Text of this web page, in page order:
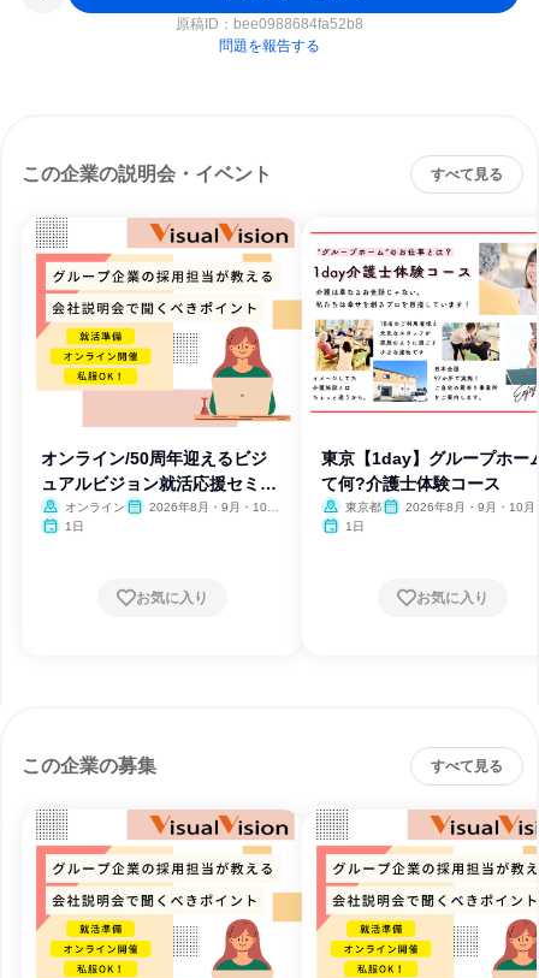
原稿ID： bee0988684fa52b8
問題を報告する
この企業の説明会・イベント すべて見る
オンライン/50周年迎えるビジ
ュアルビジョン就活応援セミナ
ー
オンライン
2026年8月・9月・10
1日
お気に入り
東京【1day】グループホー
て何?介護士体験コース
東京都
2026年8月・9月・10月
1日
お気に入り
この企業の募集 すべて見る